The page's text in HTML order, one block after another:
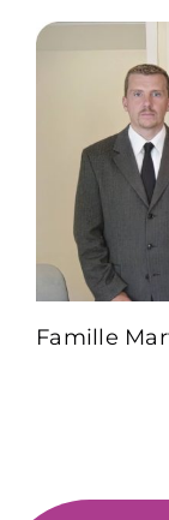
Famille